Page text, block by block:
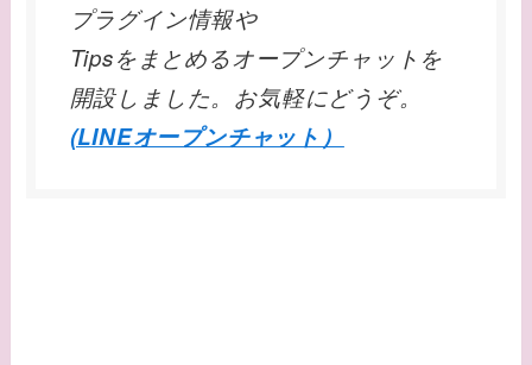
プラグイン情報や
Tipsをまとめるオープンチャットを
開設しました。お気軽にどうぞ。
(LINEオープンチャット）